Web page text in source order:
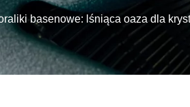
basenowe: lśniąca oaza dla